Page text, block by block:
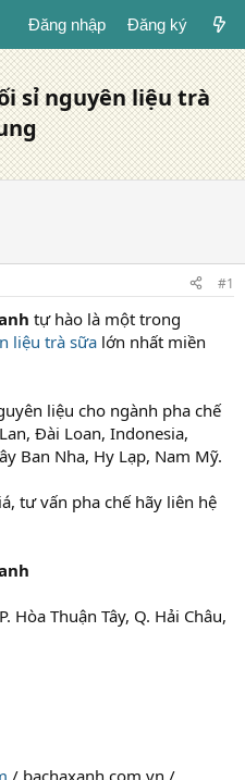
Đăng nhập Đăng ký
sỉ nguyên liệu trà
#1
tự hào là một trong
liệu trà sữa lớn nhất miền
liệu cho ngành pha chế
Đài Loan, Indonesia,
Ban Nha, Hy Lạp, Nam Mỹ.
tư vấn pha chế hãy liên hệ
Hòa Thuận Tây, Q. Hải Châu,
/ bachaxanh.com.vn /